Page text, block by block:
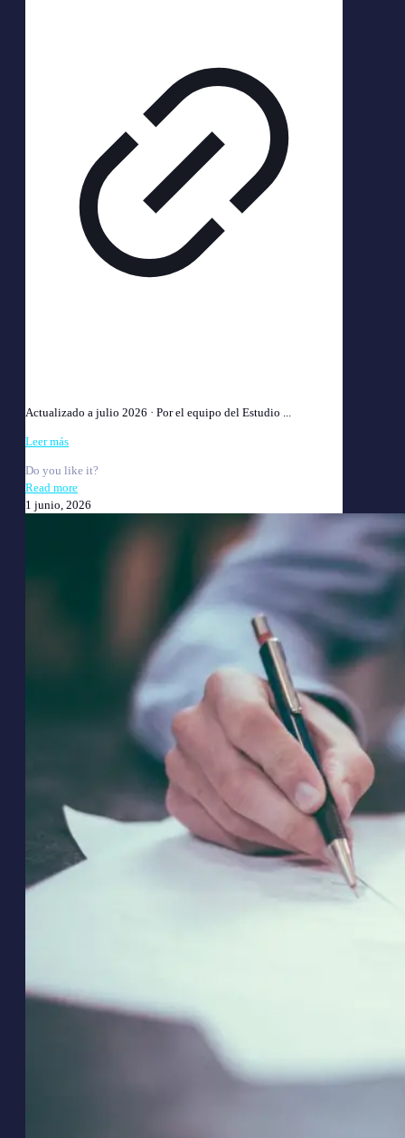
Actualizado a julio 2026 · Por el equipo del Estudio ...
Leer más
Do you like it?
Read more
1 junio, 2026